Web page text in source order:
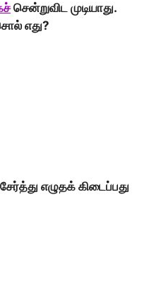
சென்றுவிட முடியாது.
எது?
எழுதக் கிடைப்பது